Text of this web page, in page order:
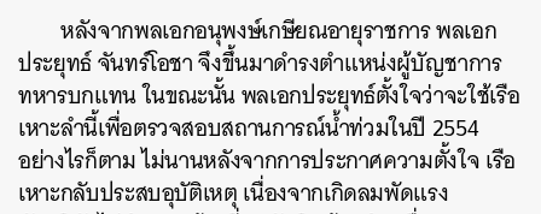
หลังจากพลเอกอนุพงษ์เกษียณอายุราชการ พลเอก
ประยุทธ์ จันทร์โอชา จึงขึ้นมาดำรงตำแหน่งผู้บัญชาการ
ทหารบกแทน ในขณะนั้น พลเอกประยุทธ์ตั้งใจว่าจะใช้เรือ
เหาะลำนี้เพื่อตรวจสอบสถานการณ์น้ำท่วมในปี 2554
อย่างไรก็ตาม ไม่นานหลังจากการประกาศความตั้งใจ เรือ
เหาะกลับประสบอุบัติเหตุ เนื่องจากเกิดลมพัดแรง